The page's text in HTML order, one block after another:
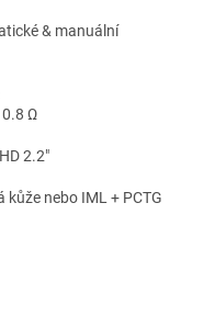
& manuální
Ω
2.2"
nebo IML + PCTG